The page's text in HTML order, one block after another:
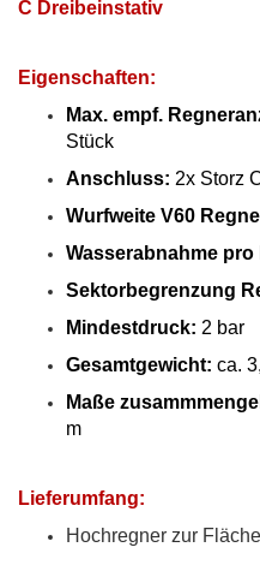
C Dreibeinstativ
Eigenschaften:
Max. empf.
Stück
Anschluss: 2x Storz
Wurfweite V60
Wasserabnahme pro
Sektorbegrenzung
Mindestdruck: 2 bar
Gesamtgewicht: ca.
Maße
m
Lieferumfang:
Hochregner zur